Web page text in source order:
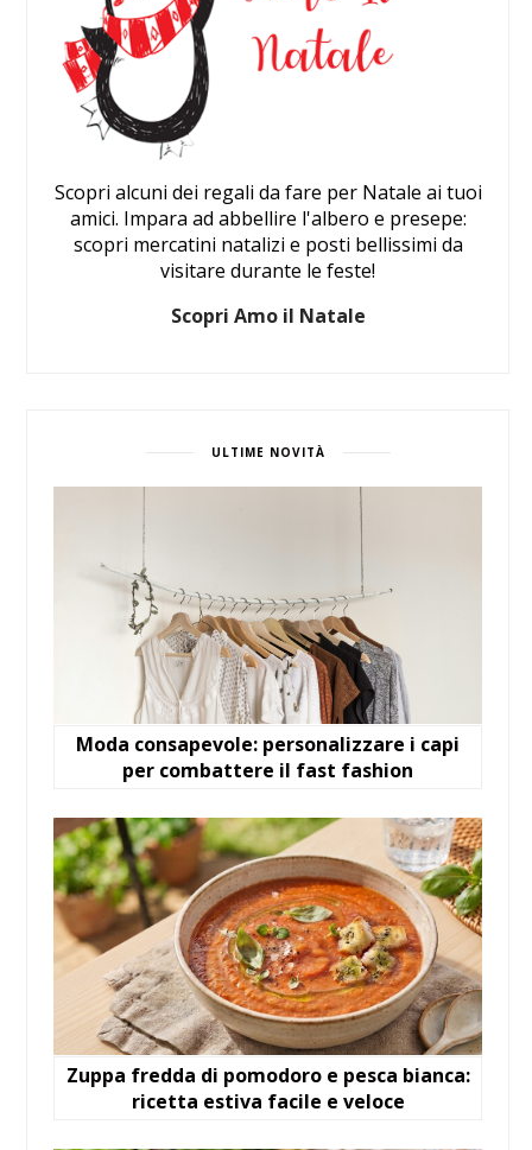
Scopri alcuni dei regali da fare per Natale ai tuoi
amici. Impara ad abbellire l'albero e presepe:
scopri mercatini natalizi e posti bellissimi da
visitare durante le feste!
Scopri Amo il Natale
ULTIME NOVITÀ
Moda consapevole: personalizzare i capi
per combattere il fast fashion
Zuppa fredda di pomodoro e pesca bianca:
ricetta estiva facile e veloce